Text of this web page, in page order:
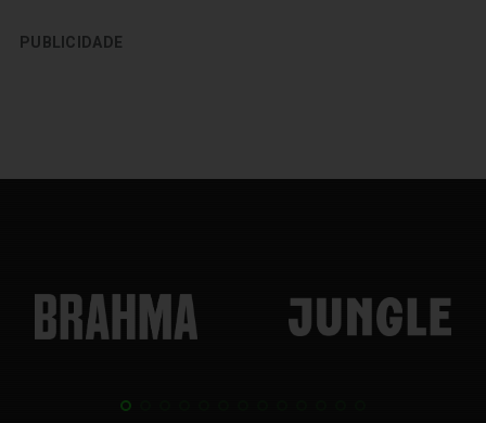
PUBLICIDADE